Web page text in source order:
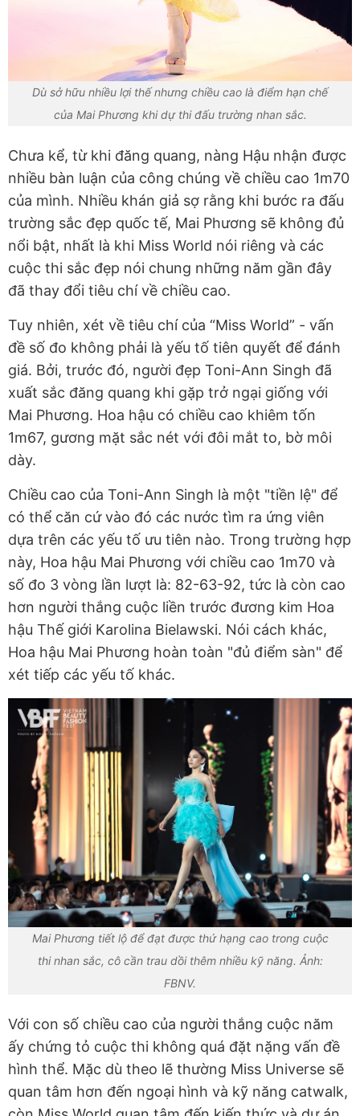
Dù sở hữu nhiều lợi thế nhưng chiều cao là điểm hạn chế
của Mai Phương khi dự thi đấu trường nhan sắc.
Chưa kể, từ khi đăng quang, nàng Hậu nhận được
nhiều bàn luận của công chúng về chiều cao 1m70
của mình. Nhiều khán giả sợ rằng khi bước ra đấu
trường sắc đẹp quốc tế, Mai Phương sẽ không đủ
nổi bật, nhất là khi Miss World nói riêng và các
cuộc thi sắc đẹp nói chung những năm gần đây
đã thay đổi tiêu chí về chiều cao.
Tuy nhiên, xét về tiêu chí của “Miss World” - vấn
đề số đo không phải là yếu tố tiên quyết để đánh
giá. Bởi, trước đó, người đẹp Toni-Ann Singh đã
xuất sắc đăng quang khi gặp trở ngại giống với
Mai Phương. Hoa hậu có chiều cao khiêm tốn
1m67, gương mặt sắc nét với đôi mắt to, bờ môi
dày.
Chiều cao của Toni-Ann Singh là một "tiền lệ" để
có thể căn cứ vào đó các nước tìm ra ứng viên
dựa trên các yếu tố ưu tiên nào. Trong trường hợp
này, Hoa hậu Mai Phương với chiều cao 1m70 và
số đo 3 vòng lần lượt là: 82-63-92, tức là còn cao
hơn người thắng cuộc liền trước đương kim Hoa
hậu Thế giới Karolina Bielawski. Nói cách khác,
Hoa hậu Mai Phương hoàn toàn "đủ điểm sàn" để
xét tiếp các yếu tố khác.
Mai Phương tiết lộ để đạt được thứ hạng cao trong cuộc
thi nhan sắc, cô cần trau dồi thêm nhiều kỹ năng. Ảnh:
FBNV.
Với con số chiều cao của người thắng cuộc năm
ấy chứng tỏ cuộc thi không quá đặt nặng vấn đề
hình thể. Mặc dù theo lẽ thường Miss Universe sẽ
quan tâm hơn đến ngoại hình và kỹ năng catwalk,